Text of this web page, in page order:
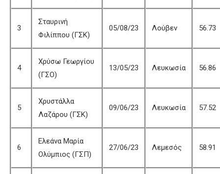
3
Σταυρινή
Φιλίππου (ΓΣΚ)
05/08/23 Λούβεν 56.73
4
Χρύσω Γεωργίου
(ΓΣΟ)
13/05/23 Λευκωσία 56.86
5
Χρυστάλλα
Λαζάρου (ΓΣΚ)
09/06/23 Λευκωσία 57.52
6
Ελεάνα Μαρία
Ολύμπιος (ΓΣΠ)
27/06/23 Λεμεσός 58.91